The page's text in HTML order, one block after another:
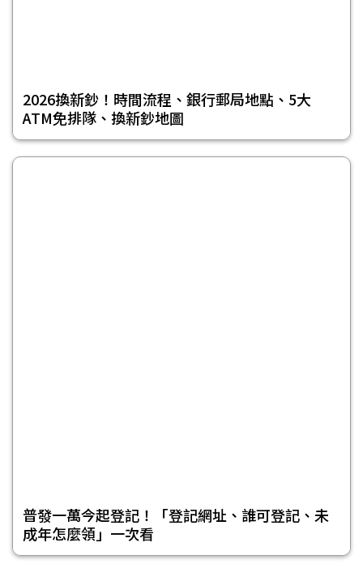
2026換新鈔！時間流程、銀行郵局地點、5大
ATM免排隊、換新鈔地圖
普發一萬今起登記！「登記網址、誰可登記、未
成年怎麼領」一次看